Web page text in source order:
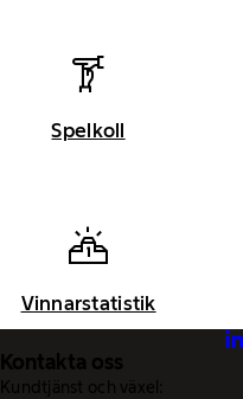
Spelkoll
Vinnarstatistik
Kontakta oss
Kundtjänst och växel: